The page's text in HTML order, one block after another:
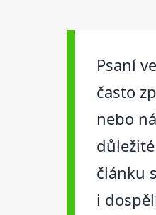
Psaní
často
nebo
článku
i